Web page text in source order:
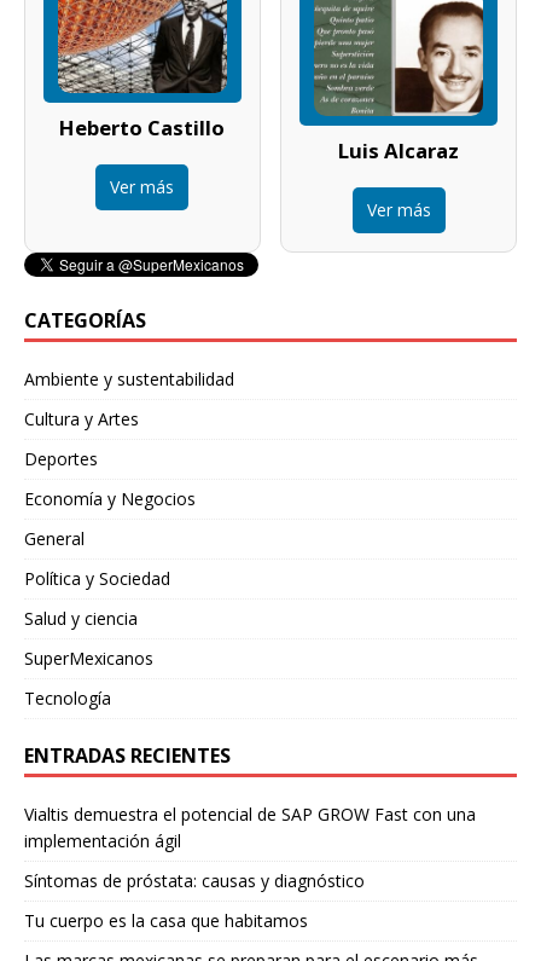
Heberto Castillo
Ver más
Luis Alcaraz
Ver más
CATEGORÍAS
Ambiente y sustentabilidad
Cultura y Artes
Deportes
Economía y Negocios
General
Política y Sociedad
Salud y ciencia
SuperMexicanos
Tecnología
ENTRADAS RECIENTES
Vialtis demuestra el potencial de SAP GROW Fast con una
implementación ágil
Síntomas de próstata: causas y diagnóstico
Tu cuerpo es la casa que habitamos